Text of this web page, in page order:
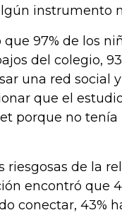
instrumento
97% de los
del colegio,
una red social y
que el
porque no tenía
de la
encontró que
conectar, 43%